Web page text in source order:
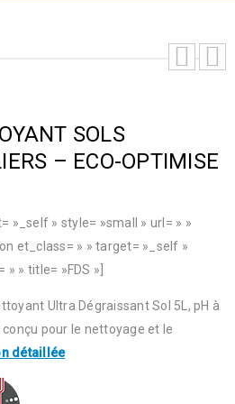
SOLS
– ECO-OPTIMISE
»_self » style= »small » url= » »
et_class= » » target= »_self »
» title= »FDS »]
Ultra Dégraissant Sol 5L, pH à
pour le nettoyage et le
détaillée